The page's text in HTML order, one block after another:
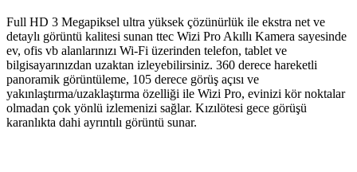
Full HD 3 Megapiksel ultra yüksek çözünürlük ile ekstra net ve
detaylı görüntü kalitesi sunan ttec Wizi Pro Akıllı Kamera sayesinde
ev, ofis vb alanlarınızı Wi-Fi üzerinden telefon, tablet ve
bilgisayarınızdan uzaktan izleyebilirsiniz. 360 derece hareketli
panoramik görüntüleme, 105 derece görüş açısı ve
yakınlaştırma/uzaklaştırma özelliği ile Wizi Pro, evinizi kör noktalar
olmadan çok yönlü izlemenizi sağlar. Kızılötesi gece görüşü
karanlıkta dahi ayrıntılı görüntü sunar.